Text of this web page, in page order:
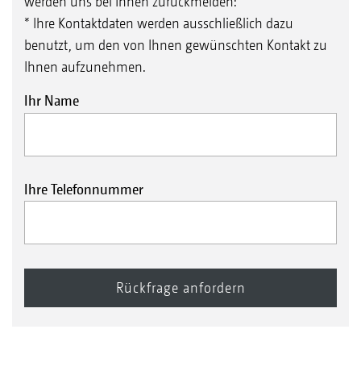
* Ihre Kontaktdaten werden ausschließlich dazu
benutzt, um den von Ihnen gewünschten Kontakt zu
Ihnen aufzunehmen.
Ihr Name
Ihre Telefonnummer